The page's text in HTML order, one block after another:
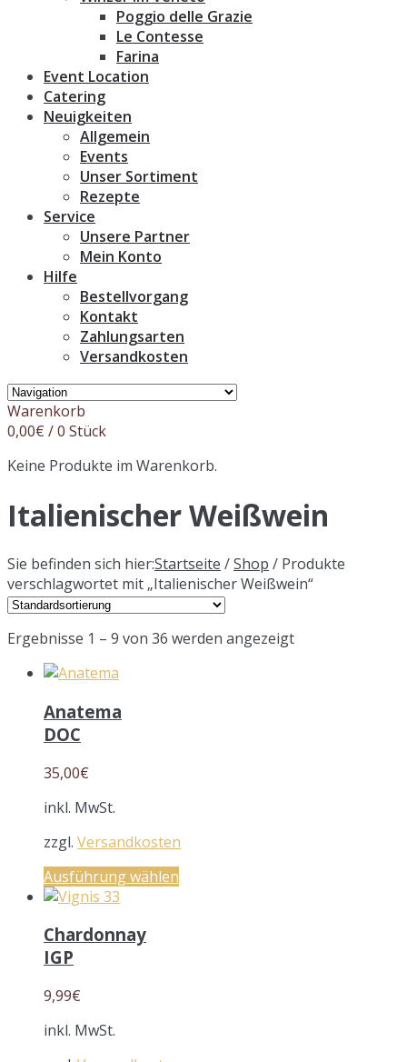
Poggio delle Grazie
Le Contesse
Farina
Event Location
Catering
Neuigkeiten
Allgemein
Events
Unser Sortiment
Rezepte
Service
Unsere Partner
Mein Konto
Hilfe
Bestellvorgang
Kontakt
Zahlungsarten
Versandkosten
Warenkorb
0,00€ / 0 Stück
Keine Produkte im Warenkorb.
Italienischer Weißwein
Sie befinden sich hier:Startseite /Shop / Produkte
verschlagwortet mit „Italienischer Weißwein“
Ergebnisse 1 – 9 von 36 werden angezeigt
Anatema
DOC
35,00€
inkl. MwSt.
zzgl. Versandkosten
Ausführung wählen
Chardonnay
IGP
9,99€
inkl. MwSt.